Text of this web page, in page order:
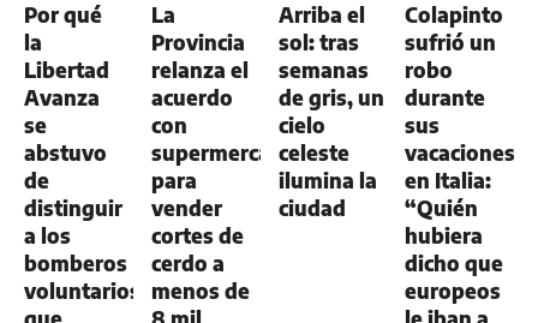
Por qué
la
Libertad
Avanza
se
abstuvo
de
distinguir
a los
bomberos
voluntarios
La
Provincia
relanza el
acuerdo
con
supermercados
para
vender
cortes de
cerdo a
menos de
Arriba el
sol: tras
semanas
de gris, un
cielo
celeste
ilumina la
ciudad
Colapinto
sufrió un
robo
durante
sus
vacaciones
en Italia:
“Quién
hubiera
dicho que
europeos